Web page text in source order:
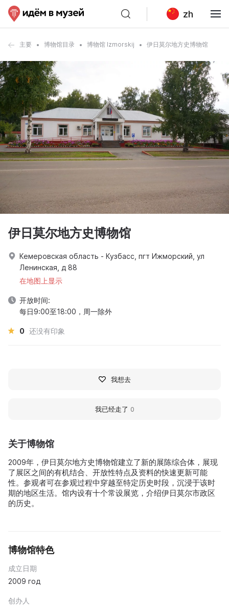
zh
主要 博物馆目录 博物馆 Izmorskij 伊日莫尔地方史博物馆
关于博物馆
2009年，伊日莫尔地方史博物馆建立了新的展陈综合体，展现
了展区之间的有机结合、开放性特点及资料的快速更新可能
性。参观者可在参观过程中穿越至特定历史时段，沉浸于该时
期的地区生活。馆内设有十个常设展览，介绍伊日莫尔市政区
的历史。
博物馆特色
成立日期
2009 год
创办人
伊日莫尔地方史博物馆
Кемеровская область - Кузбасс, пгт Ижморский, ул
Ленинская, д 88
在地图上显示
开放时间:
每日9:00至18:00，周一除外
0 还没有印象
我想去
我已经走了 0